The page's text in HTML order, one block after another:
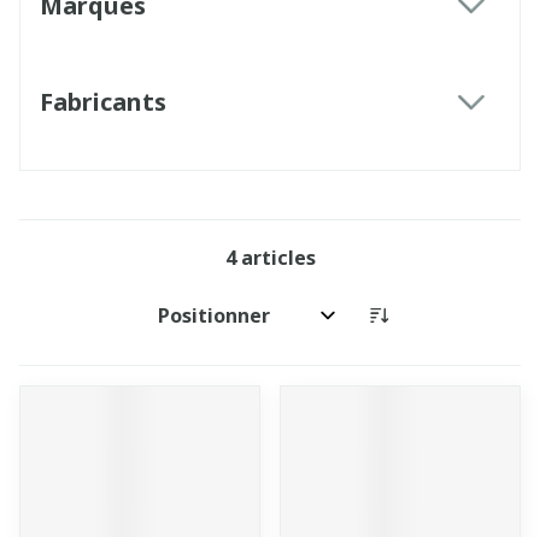
Fabricants
4articles
Trier par: